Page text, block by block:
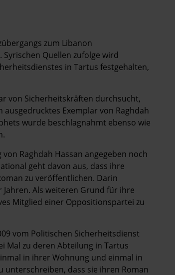
zum Libanon
Quellen zufolge wird
in Tartus festgehalten,
von Sicherheitskräften durchsucht,
ausgedrucktes Exemplar von Raghdah
wurde beschlagnahmt ebenso wie
Raghdah Hassan angegeben noch
geht davon aus, dass ihre
zu veröffentlichen. Darin
Als weiteren Grund für ihre
Mitglied einer Oppositionspartei zu
vom Politischen Sicherheitsdienst
Mal zu deren Abteilung in Tartus
in ihrer Wohnung und einmal in
unterschreiben, dass sie ihren Roman